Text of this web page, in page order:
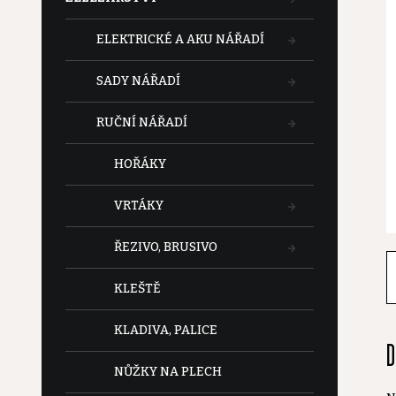
ELEKTRICKÉ A AKU NÁŘADÍ
SADY NÁŘADÍ
RUČNÍ NÁŘADÍ
HOŘÁKY
VRTÁKY
ŘEZIVO, BRUSIVO
KLEŠTĚ
KLADIVA, PALICE
NŮŽKY NA PLECH